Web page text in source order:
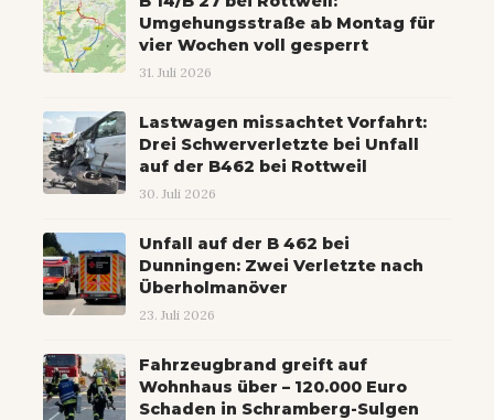
Umgehungsstraße ab Montag für
vier Wochen voll gesperrt
31. Juli 2026
Lastwagen missachtet Vorfahrt:
Drei Schwerverletzte bei Unfall
auf der B462 bei Rottweil
30. Juli 2026
Unfall auf der B 462 bei
Dunningen: Zwei Verletzte nach
Überholmanöver
23. Juli 2026
Fahrzeugbrand greift auf
Wohnhaus über – 120.000 Euro
Schaden in Schramberg-Sulgen